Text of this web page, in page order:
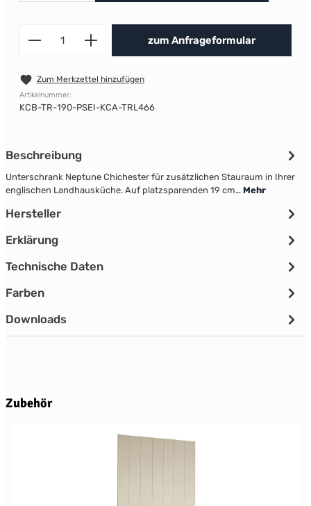
Produkt Anzahl: Gib den
zum Anfrageformular
Zum Merkzettel hinzufügen
Artikelnummer:
KCB-TR-190-PSEI-KCA-TRL466
Beschreibung
Unterschrank Neptune Chichester für zusätzlichen Stauraum in Ihrer
englischen Landhausküche. Auf platzsparenden 19 cm… Mehr
Hersteller
Erklärung
Technische Daten
Farben
Downloads
Produktgalerie überspringen
Zubehör